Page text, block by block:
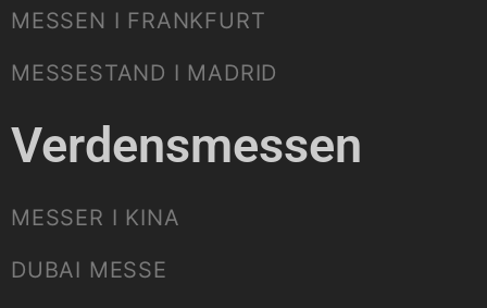
MESSEN I FRANKFURT
MESSESTAND I MADRID
Verdensmessen
MESSER I KINA
DUBAI MESSE